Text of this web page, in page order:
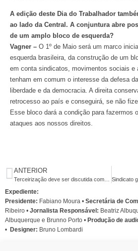
A edição deste Dia do Trabalhador
ao lado da Central. A conjuntura abre
de um amplo bloco de esquerda?
Vagner – O 1º de Maio será um marco
esquerda brasileira, da construção de um
em conta sindicatos, movimentos sociais e
tenham em comum o interesse da defesa
liberdade e da democracia. A direita
retrocesso ao país e conseguirá, se não
Esse bloco dará a condição para fazermos
ataques aos nossos direitos.
ANTERIOR
Expediente:
Presidente: Fabiano Moura • Secretária de
Ribeiro • Jornalista Responsável: Beatriz
Albuquerque e Brunno Porto • Produção de
• Designer: Bruno Lombardi